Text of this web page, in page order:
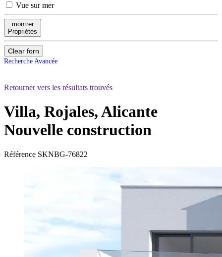
Vue sur mer
montrer
Propriétés
Clear forn
Recherche Avancée
Retourner vers les résultats trouvés
Villa, Rojales, Alicante
Nouvelle construction
Référence SKNBG-76822